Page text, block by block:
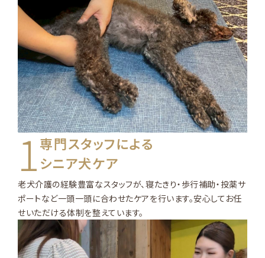
1専門スタッフによる
シニア犬ケア
老犬介護の経験豊富なスタッフが、寝たきり・歩行補助・投薬サ
ポートなど一頭一頭に合わせたケアを行います。安心してお任
せいただける体制を整えています。